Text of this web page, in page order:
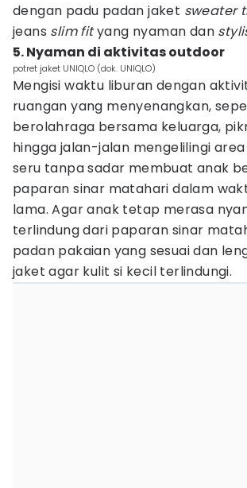
dengan padu padan jaket sweater
jeans slim fityang nyaman dan
5. Nyaman di aktivitas outdoor
potret jaket UNIQLO (dok. UNIQLO)
Mengisi waktu liburan dengan
ruangan yang menyenangkan,
berolahraga bersama keluarga,
hingga jalan-jalan mengelilingi
seru tanpa sadar membuat anak
paparan sinar matahari dalam
lama. Agar anak tetap merasa
terlindung dari paparan sinar
padan pakaian yang sesuai dan
jaket agar kulit si kecil terlindungi.